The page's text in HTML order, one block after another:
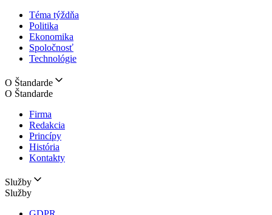
Téma týždňa
Politika
Ekonomika
Spoločnosť
Technológie
O Štandarde
O Štandarde
Firma
Redakcia
Princípy
História
Kontakty
Služby
Služby